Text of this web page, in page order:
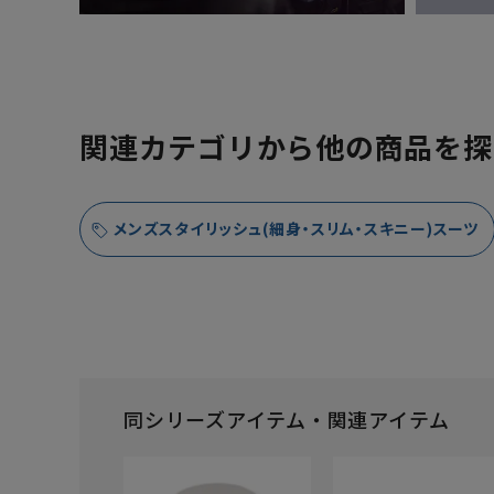
関連カテゴリから他の商品を
メンズスタイリッシュ(細身・スリム・スキニー)スーツ
同シリーズアイテム・関連アイテム